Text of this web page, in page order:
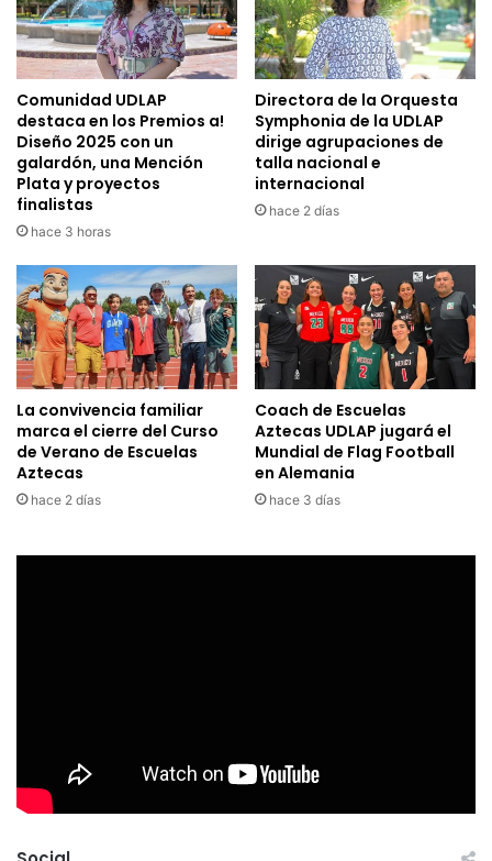
Comunidad UDLAP
destaca en los Premios a!
Diseño 2025 con un
galardón, una Mención
Plata y proyectos
finalistas
hace 3 horas
Directora de la Orquesta
Symphonia de la UDLAP
dirige agrupaciones de
talla nacional e
internacional
hace 2 días
La convivencia familiar
marca el cierre del Curso
de Verano de Escuelas
Aztecas
hace 2 días
Coach de Escuelas
Aztecas UDLAP jugará el
Mundial de Flag Football
en Alemania
hace 3 días